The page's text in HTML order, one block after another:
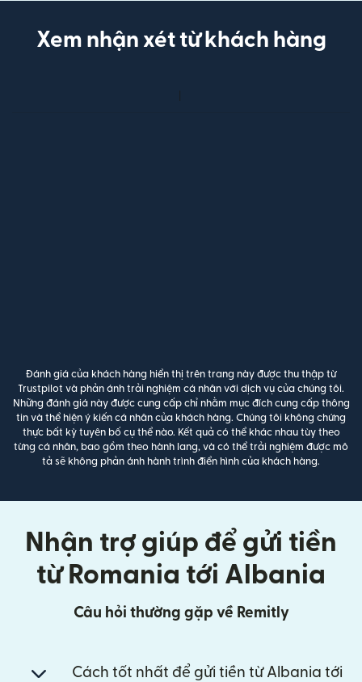
Xem nhận xét từ khách hàng
Đánh giá của khách hàng hiển thị trên trang này được thu thập từ
Trustpilot và phản ánh trải nghiệm cá nhân với dịch vụ của chúng tôi.
Những đánh giá này được cung cấp chỉ nhằm mục đích cung cấp thông
tin và thể hiện ý kiến cá nhân của khách hàng. Chúng tôi không chứng
thực bất kỳ tuyên bố cụ thể nào. Kết quả có thể khác nhau tùy theo
từng cá nhân, bao gồm theo hành lang, và có thể trải nghiệm được mô
tả sẽ không phản ánh hành trình điển hình của khách hàng.
Nhận trợ giúp để gửi tiền
từ Romania tới Albania
Câu hỏi thường gặp về Remitly
Cách tốt nhất để gửi tiền từ Albania tới